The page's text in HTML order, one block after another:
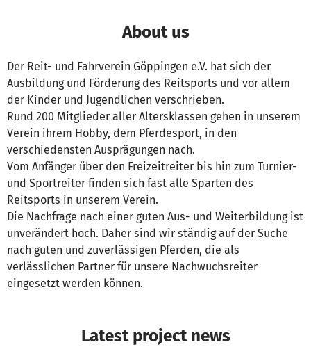
About us
Der Reit- und Fahrverein Göppingen e.V. hat sich der
Ausbildung und Förderung des Reitsports und vor allem
der Kinder und Jugendlichen verschrieben.
Rund 200 Mitglieder aller Altersklassen gehen in unserem
Verein ihrem Hobby, dem Pferdesport, in den
verschiedensten Ausprägungen nach.
Vom Anfänger über den Freizeitreiter bis hin zum Turnier-
und Sportreiter finden sich fast alle Sparten des
Reitsports in unserem Verein.
Die Nachfrage nach einer guten Aus- und Weiterbildung ist
unverändert hoch. Daher sind wir ständig auf der Suche
nach guten und zuverlässigen Pferden, die als
verlässlichen Partner für unsere Nachwuchsreiter
eingesetzt werden können.
Latest project news